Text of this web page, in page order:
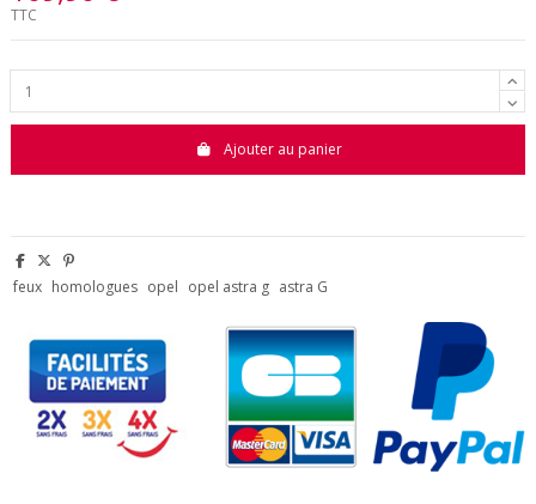
TTC
Ajouter au panier
feux homologues opel opel astra g astra G